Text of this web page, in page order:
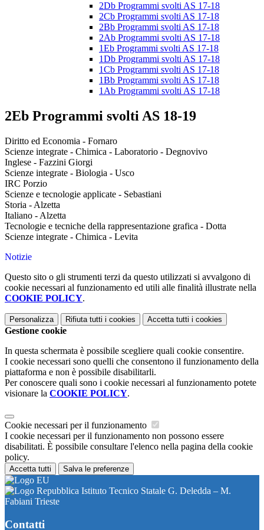
2Db Programmi svolti AS 17-18
2Cb Programmi svolti AS 17-18
2Bb Programmi svolti AS 17-18
2Ab Programmi svolti AS 17-18
1Eb Programmi svolti AS 17-18
1Db Programmi svolti AS 17-18
1Cb Programmi svolti AS 17-18
1Bb Programmi svolti AS 17-18
1Ab Programmi svolti AS 17-18
2Eb Programmi svolti AS 18-19
Diritto ed Economia - Fornaro
Scienze integrate - Chimica - Laboratorio - Degnovivo
Inglese - Fazzini Giorgi
Scienze integrate - Biologia - Usco
IRC Porzio
Scienze e tecnologie applicate - Sebastiani
Storia - Alzetta
Italiano - Alzetta
Tecnologie e tecniche della rappresentazione grafica - Dotta
Scienze integrate - Chimica - Levita
Notizie
Questo sito o gli strumenti terzi da questo utilizzati si avvalgono di
cookie necessari al funzionamento ed utili alle finalità illustrate nella
COOKIE POLICY.
Personalizza Rifiuta tutti i cookies Accetta tutti i cookies
Gestione cookie
In questa schermata è possibile scegliere quali cookie consentire.
I cookie necessari sono quelli che consentono il funzionamento della
piattaforma e non è possibile disabilitarli.
Per conoscere quali sono i cookie necessari al funzionamento potete
visionare la COOKIE POLICY.
Cookie necessari per il funzionamento
I cookie necessari per il funzionamento non possono essere
disabilitati. È possibile consultare l'elenco nella pagina della cookie
policy.
Accetta tutti Salva le preferenze
Istituto Tecnico Statale G. Deledda – M.
Fabiani Trieste
Contatti